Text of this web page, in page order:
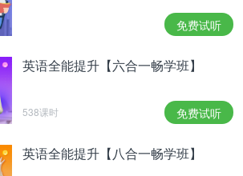
免费试听
英语全能提升【六合一畅学班】
538课时 免费试听
英语全能提升【八合一畅学班】